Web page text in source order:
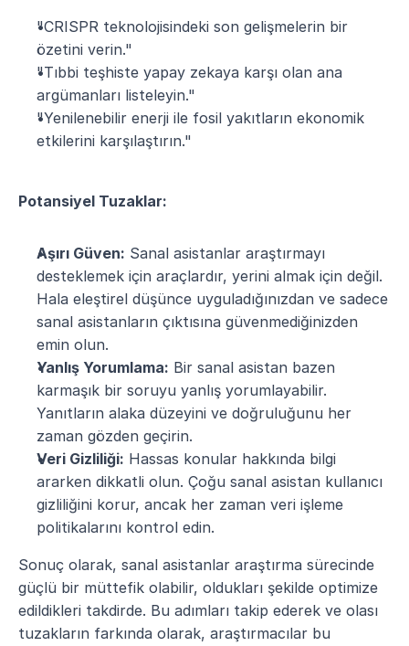
"CRISPR teknolojisindeki son gelişmelerin bir
özetini verin."
"Tıbbi teşhiste yapay zekaya karşı olan ana
argümanları listeleyin."
"Yenilenebilir enerji ile fosil yakıtların ekonomik
etkilerini karşılaştırın."
Potansiyel Tuzaklar:
Aşırı Güven: Sanal asistanlar araştırmayı
desteklemek için araçlardır, yerini almak için değil.
Hala eleştirel düşünce uyguladığınızdan ve sadece
sanal asistanların çıktısına güvenmediğinizden
emin olun.
Yanlış Yorumlama: Bir sanal asistan bazen
karmaşık bir soruyu yanlış yorumlayabilir.
Yanıtların alaka düzeyini ve doğruluğunu her
zaman gözden geçirin.
Veri Gizliliği: Hassas konular hakkında bilgi
ararken dikkatli olun. Çoğu sanal asistan kullanıcı
gizliliğini korur, ancak her zaman veri işleme
politikalarını kontrol edin.
Sonuç olarak, sanal asistanlar araştırma sürecinde
güçlü bir müttefik olabilir, oldukları şekilde optimize
edildikleri takdirde. Bu adımları takip ederek ve olası
tuzakların farkında olarak, araştırmacılar bu